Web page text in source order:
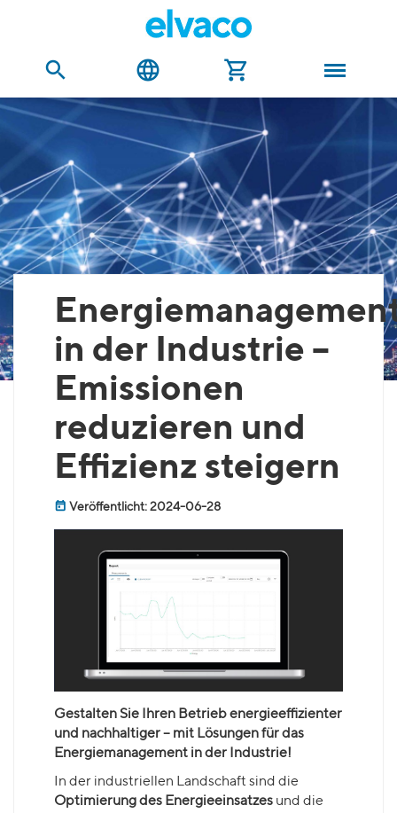
in der Industrie –
Emissionen
reduzieren und
Effizienz steigern
Veröffentlicht: 2024-06-28
Gestalten Sie Ihren Betrieb energieeffizienter
und nachhaltiger – mit Lösungen für das
Energiemanagement in der Industrie!
In der industriellen Landschaft sind die
Optimierung des Energieeinsatzes und die